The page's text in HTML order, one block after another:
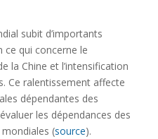
subit d’importants
qui concerne le
la Chine et l’intensification
Ce ralentissement affecte
dépendantes des
les dépendances des
(source).